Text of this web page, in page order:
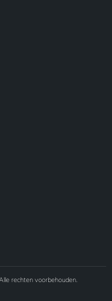
rechten voorbehouden.